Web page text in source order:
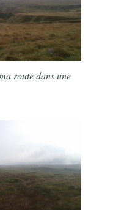
route dans une